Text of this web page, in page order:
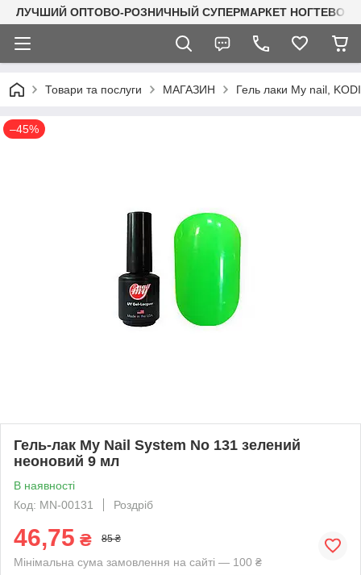
ЛУЧШИЙ ОПТОВО-РОЗНИЧНЫЙ СУПЕРМАРКЕТ
Товари та послуги МАГАЗИН Гель лаки My nail,
–45%
Гель-лак My Nail System No 131 зелений
неоновий 9 мл
В наявності
Код: MN-00131
Роздріб
46,75 ₴ 85 ₴
Мінімальна сума замовлення на сайті — 100 ₴